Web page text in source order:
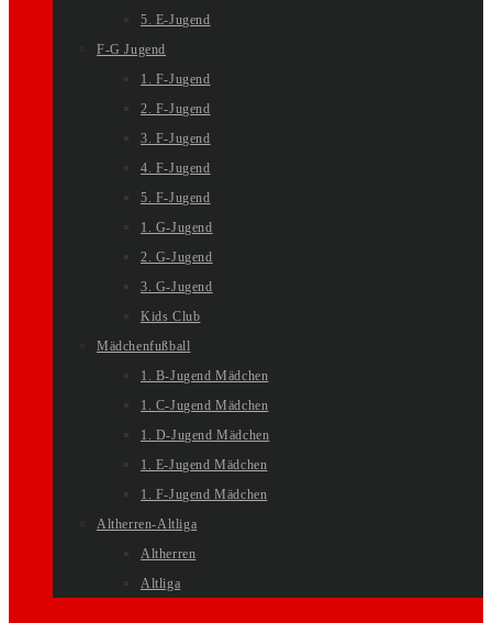
5. E-Jugend
F-G Jugend
1. F-Jugend
2. F-Jugend
3. F-Jugend
4. F-Jugend
5. F-Jugend
1. G-Jugend
2. G-Jugend
3. G-Jugend
Kids Club
Mädchenfußball
1. B-Jugend Mädchen
1. C-Jugend Mädchen
1. D-Jugend Mädchen
1. E-Jugend Mädchen
1. F-Jugend Mädchen
Altherren-Altliga
Altherren
Altliga